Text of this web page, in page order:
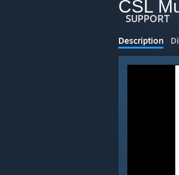
SUPPORT
CSL
Description